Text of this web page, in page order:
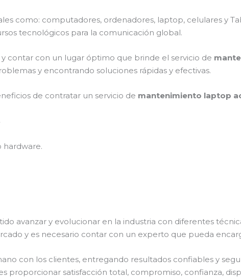
como: computadores, ordenadores, laptop, celulares y
tecnológicos para la comunicación global.
contar con un lugar óptimo que brinde el servicio de
y encontrando soluciones rápidas y efectivas.
de contratar un servicio de mantenimiento laptop
avanzar y evolucionar en la industria con diferentes
y es necesario contar con un experto que pueda
con los clientes, entregando resultados confiables y
proporcionar satisfacción total, compromiso, confianza,